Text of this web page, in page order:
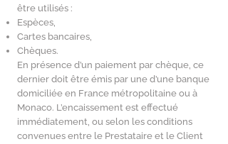
être utilisés :
Espèces,
Cartes bancaires,
Chèques.
En présence d’un paiement par chèque, ce
dernier doit être émis par une d’une banque
domiciliée en France métropolitaine ou à
Monaco. L’encaissement est effectué
immédiatement, ou selon les conditions
convenues entre le Prestataire et le Client